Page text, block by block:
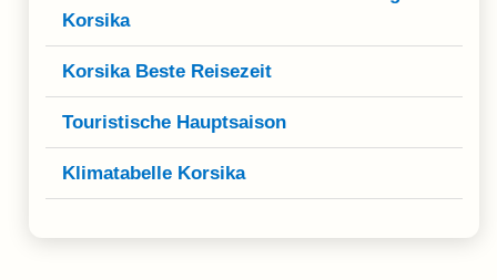
Korsika
Korsika Beste Reisezeit
Touristische Hauptsaison
Klimatabelle Korsika